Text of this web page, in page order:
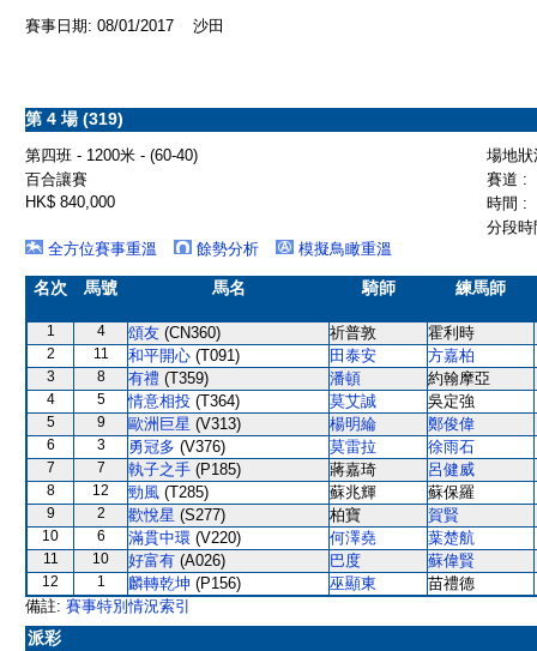
賽事日期: 08/01/2017 沙田
第 4 場 (319)
第四班 - 1200米 - (60-40)
場地
百合讓賽
賽道 :
HK$ 840,000
時間 :
分段
全方位賽事重溫
餘勢分析 模擬鳥瞰重溫
名次 馬號 馬名 騎師 練馬師
1 4 頌友 (CN360) 祈普敦 霍利時
2 11 和平開心 (T091) 田泰安 方嘉柏
3 8 有禮 (T359) 潘頓 約翰摩亞
4 5 情意相投 (T364) 莫艾誠 吳定強
5 9 歐洲巨星 (V313) 楊明綸 鄭俊偉
6 3 勇冠多 (V376) 莫雷拉 徐雨石
7 7 執子之手 (P185) 蔣嘉琦 呂健威
8 12 勁風 (T285) 蘇兆輝 蘇保羅
9 2 歡悅星 (S277) 柏寶 賀賢
10 6 滿貫中環 (V220) 何澤堯 葉楚航
11 10 好富有 (A026) 巴度 蘇偉賢
12 1 麟轉乾坤 (P156) 巫顯東
苗禮德
備註: 賽事特別情況索引
派彩